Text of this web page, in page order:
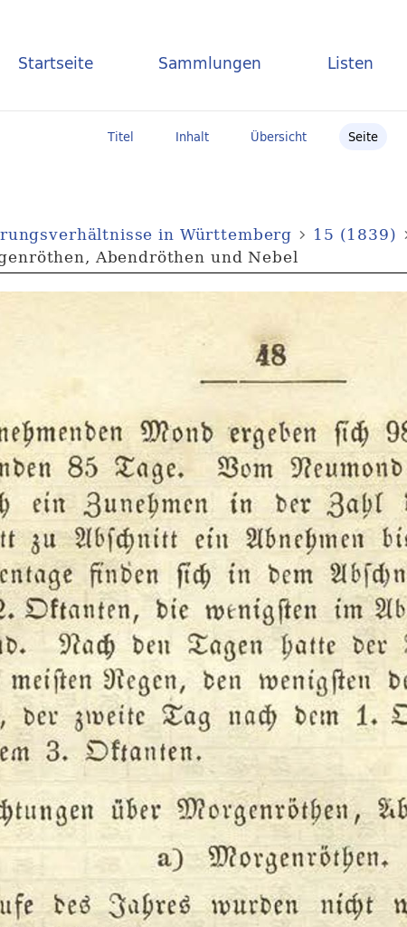
Startseite Sammlungen Listen
Titel Inhalt Übersicht Seite
in Württemberg
15 (1839)
Abendröthen und Nebel